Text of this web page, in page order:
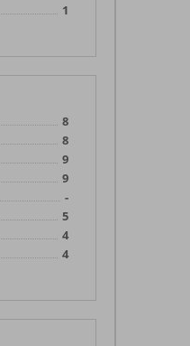
1
8
8
9
9
-
5
4
4